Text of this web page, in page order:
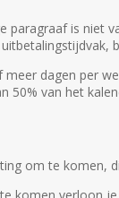
paragraaf is niet
dagen per
50% van het
om te komen,
komen verloon